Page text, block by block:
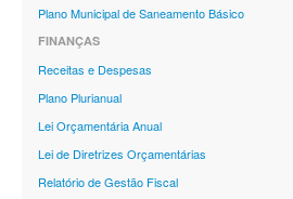
Plano Municipal de Saneamento Básico
FINANÇAS
Receitas e Despesas
Plano Plurianual
Lei Orçamentária Anual
Lei de Diretrizes Orçamentárias
Relatório de Gestão Fiscal